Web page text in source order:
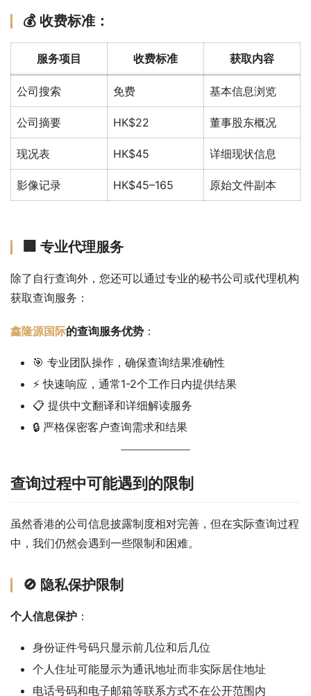
💰 收费标准：
服务项目 收费标准 获取内容
公司搜索 免费 基本信息浏览
公司摘要 HK$22 董事股东概况
现况表 HK$45 详细现状信息
影像记录 HK$45–165 原始文件副本
🏢 专业代理服务
除了自行查询外，您还可以通过专业的秘书公司或代理机构
获取查询服务：
鑫隆源国际的查询服务优势 ：
🎯 专业团队操作，确保查询结果准确性
⚡ 快速响应，通常1-2个工作日内提供结果
📋 提供中文翻译和详细解读服务
🔒 严格保密客户查询需求和结果
查询过程中可能遇到的限制
虽然香港的公司信息披露制度相对完善，但在实际查询过程
中，我们仍然会遇到一些限制和困难。
🚫 隐私保护限制
个人信息保护 ：
身份证件号码只显示前几位和后几位
个人住址可能显示为通讯地址而非实际居住地址
电话号码和电子邮箱等联系方式不在公开范围内